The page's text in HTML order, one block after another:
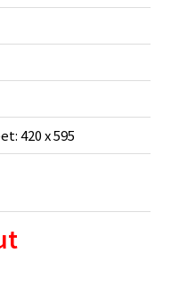
420 x 595